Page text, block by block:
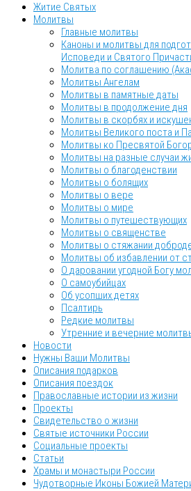
Житие Святых
Молитвы
Главные молитвы
Каноны и молитвы для
Исповеди и Святого
Молитва по соглашению
Молитвы Ангелам
Молитвы в памятные даты
Молитвы в продолжение дня
Молитвы в скорбях и
Молитвы Великого поста и
Молитвы ко Пресвятой
Молитвы на разные случаи
Молитвы о благоденствии
Молитвы о болящих
Молитвы о вере
Молитвы о мире
Молитвы о путешествующих
Молитвы о священстве
Молитвы о стяжании
Молитвы об избавлении от
О даровании угодной Богу
О самоубийцах
Об усопших детях
Псалтирь
Редкие молитвы
Утренние и вечерние
Новости
Нужны Ваши Молитвы
Описания подарков
Описания поездок
Православные истории из жизни
Проекты
Свидетельство о жизни
Святые источники России
Социальные проекты
Статьи
Храмы и монастыри России
Чудотворные Иконы Божией